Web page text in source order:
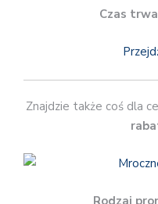
Czas
Znajdzie także coś dla
Rodzaj